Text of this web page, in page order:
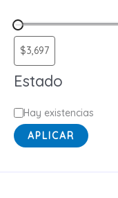
e
g
o
r
a
Estado
E
s
a
Hay existencias
APLICAR